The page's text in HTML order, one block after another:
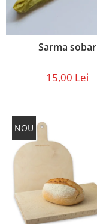
Sarma sobar
15,00 Lei
NOU